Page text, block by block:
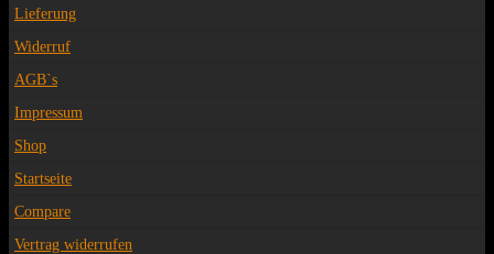
Lieferung
Widerruf
AGB`s
Impressum
Shop
Startseite
Compare
Vertrag widerrufen